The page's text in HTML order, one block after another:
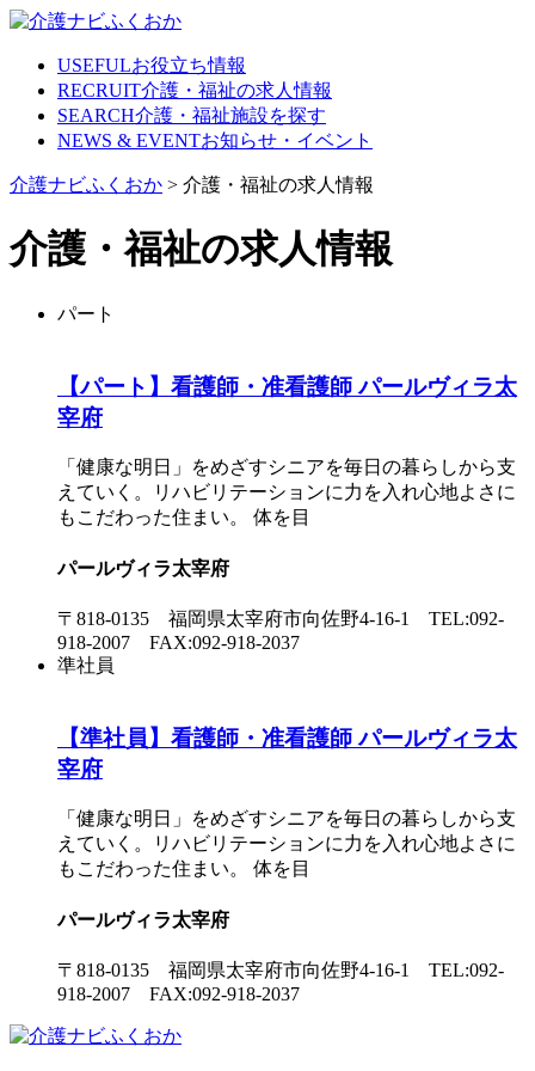
Skip
contentUSEFULお役立ち情報
RECRUIT介護・福祉の求人情報
SEARCH介護・福祉施設を探す
NEWS & EVENTお知らせ・イベント
介護ナビふくおか > 介護・福祉の求人情報
介護・福祉の求人情報
パート
【パート】看護師・准看護師 パールヴィラ太
宰府
「健康な明日」をめざすシニアを毎日の暮らしから支
えていく。リハビリテーションに力を入れ心地よさに
もこだわった住まい。 体を目
パールヴィラ太宰府
〒818-0135 福岡県太宰府市向佐野4-16-1 TEL:092-
918-2007 FAX:092-918-2037
準社員
【準社員】看護師・准看護師 パールヴィラ太
宰府
「健康な明日」をめざすシニアを毎日の暮らしから支
えていく。リハビリテーションに力を入れ心地よさに
もこだわった住まい。 体を目
パールヴィラ太宰府
〒818-0135 福岡県太宰府市向佐野4-16-1 TEL:092-
918-2007 FAX:092-918-2037